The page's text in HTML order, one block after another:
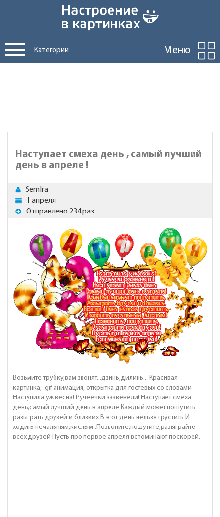
Категории Меню
Наступает смеха день , самый лучший
день в апреле !
SemIra
1 апреля
Отправлено 234 раз
Возьмите трубку,вам звонят...дзинь,дилинь... Красивая
картинка, .gif анимация, открытка для гостевых со словами –
Наступила уж весна! Ручеечки зазвенели! Наступает смеха
день,самый лучший день в апреле Каждый может пошутить
разыграть друзей и близких В этот день нельзя грустить И
ходить печальным,кислым .Позвоните,пошутите,разыграйте
всех друзей Пусть про первое апреля вспоминают поскорей.